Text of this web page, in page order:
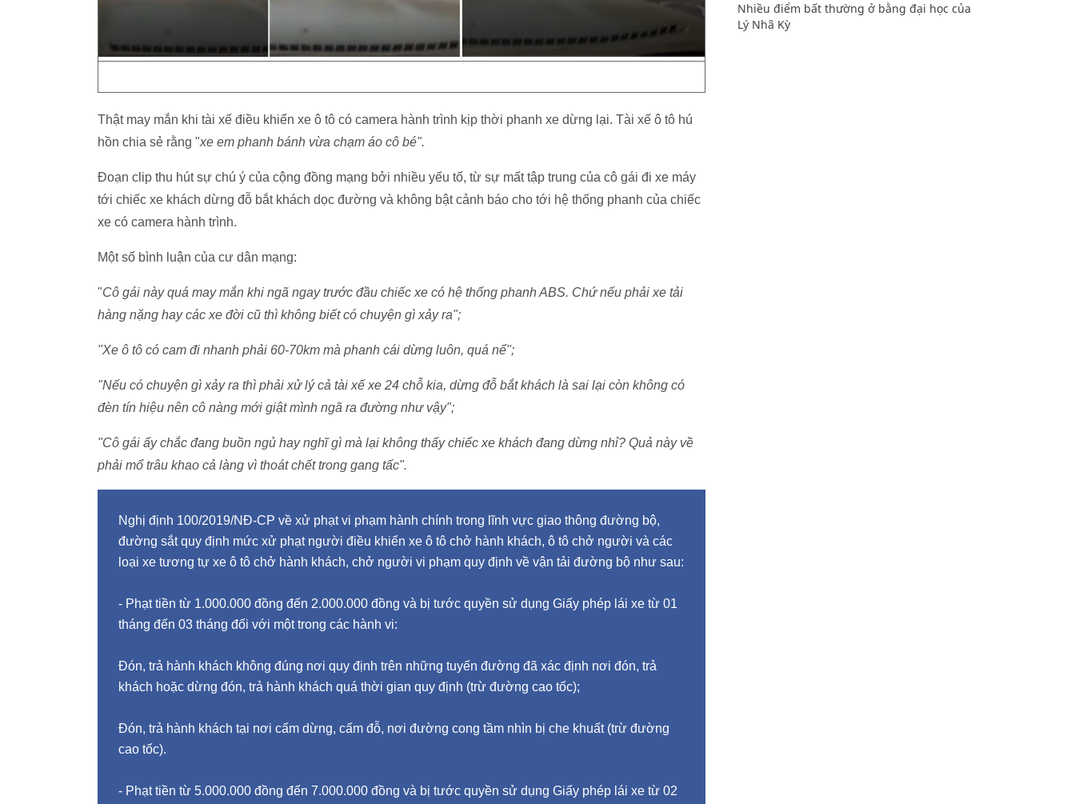
Thật may mắn khi tài xế điều khiển xe ô tô có camera hành trình kịp thời phanh xe dừng lại. Tài xế ô tô hú
hồn chia sẻ rằng "xe em phanh bánh vừa chạm áo cô bé".
Đoạn clip thu hút sự chú ý của cộng đồng mạng bởi nhiều yếu tố, từ sự mất tập trung của cô gái đi xe máy
tới chiếc xe khách dừng đỗ bắt khách dọc đường và không bật cảnh báo cho tới hệ thống phanh của chiếc
xe có camera hành trình.
Một số bình luận của cư dân mạng:
"Cô gái này quá may mắn khi ngã ngay trước đầu chiếc xe có hệ thống phanh ABS. Chứ nếu phải xe tải
hàng nặng hay các xe đời cũ thì không biết có chuyện gì xảy ra";
"Xe ô tô có cam đi nhanh phải 60-70km mà phanh cái dừng luôn, quá nể";
"Nếu có chuyện gì xảy ra thì phải xử lý cả tài xế xe 24 chỗ kia, dừng đỗ bắt khách là sai lại còn không có
đèn tín hiệu nên cô nàng mới giật mình ngã ra đường như vậy";
"Cô gái ấy chắc đang buồn ngủ hay nghĩ gì mà lại không thấy chiếc xe khách đang dừng nhỉ? Quả này về
phải mổ trâu khao cả làng vì thoát chết trong gang tấc".
Nghị định 100/2019/NĐ-CP về xử phạt vi phạm hành chính trong lĩnh vực giao thông đường bộ,
đường sắt quy định mức xử phạt người điều khiển xe ô tô chở hành khách, ô tô chở người và các
loại xe tương tự xe ô tô chở hành khách, chở người vi phạm quy định về vận tải đường bộ như sau:
- Phạt tiền từ 1.000.000 đồng đến 2.000.000 đồng và bị tước quyền sử dụng Giấy phép lái xe từ 01
tháng đến 03 tháng đối với một trong các hành vi:
Đón, trả hành khách không đúng nơi quy định trên những tuyến đường đã xác định nơi đón, trả
khách hoặc dừng đón, trả hành khách quá thời gian quy định (trừ đường cao tốc);
Đón, trả hành khách tại nơi cấm dừng, cấm đỗ, nơi đường cong tầm nhìn bị che khuất (trừ đường
cao tốc).
- Phạt tiền từ 5.000.000 đồng đến 7.000.000 đồng và bị tước quyền sử dụng Giấy phép lái xe từ 02
Nhiều điểm bất thường ở bằng đại học của
Lý Nhã Kỳ